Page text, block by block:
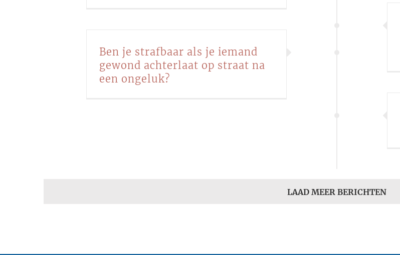
Ben je strafbaar als je iemand
gewond achterlaat op straat na
een ongeluk?
LAAD MEER BERICHTEN